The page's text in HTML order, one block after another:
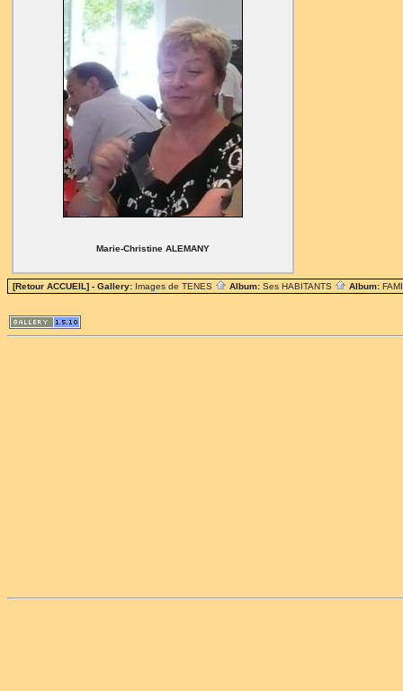
Marie-Christine ALEMANY
[Retour ACCUEIL] - Gallery: Images de TENES Album: Ses HABITANTS Album: